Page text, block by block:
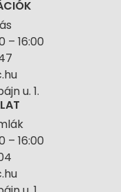
– 16:00
u. 1.
– 16:00